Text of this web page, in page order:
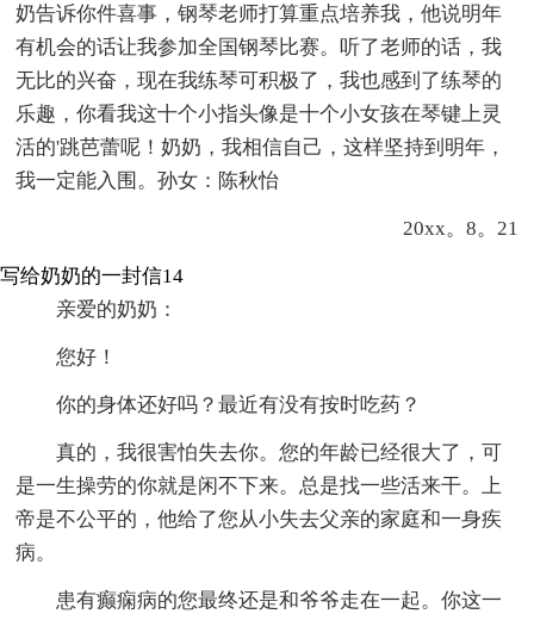
奶告诉你件喜事，钢琴老师打算重点培养我，他说明年
有机会的话让我参加全国钢琴比赛。听了老师的话，我
无比的兴奋，现在我练琴可积极了，我也感到了练琴的
乐趣，你看我这十个小指头像是十个小女孩在琴键上灵
活的'跳芭蕾呢！奶奶，我相信自己，这样坚持到明年，
我一定能入围。孙女：陈秋怡
20xx。8。21
写给奶奶的一封信14
亲爱的奶奶：
您好！
你的身体还好吗？最近有没有按时吃药？
真的，我很害怕失去你。您的年龄已经很大了，可
是一生操劳的你就是闲不下来。总是找一些活来干。上
帝是不公平的，他给了您从小失去父亲的家庭和一身疾
病。
患有癫痫病的您最终还是和爷爷走在一起。你这一